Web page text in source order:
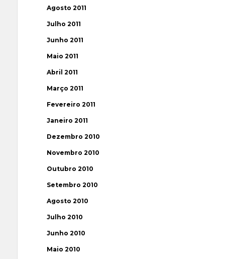
Agosto 2011
Julho 2011
Junho 2011
Maio 2011
Abril 2011
Março 2011
Fevereiro 2011
Janeiro 2011
Dezembro 2010
Novembro 2010
Outubro 2010
Setembro 2010
Agosto 2010
Julho 2010
Junho 2010
Maio 2010